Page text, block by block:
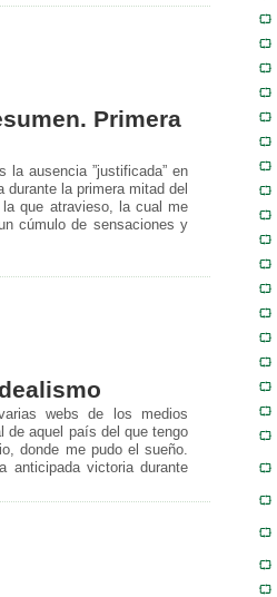
Primera
la ausencia ”justificada” en
la primera mitad del
que atravieso, la cual me
cúmulo de sensaciones y
webs de los medios
de aquel país del que tengo
donde me pudo el sueño.
anticipada victoria durante